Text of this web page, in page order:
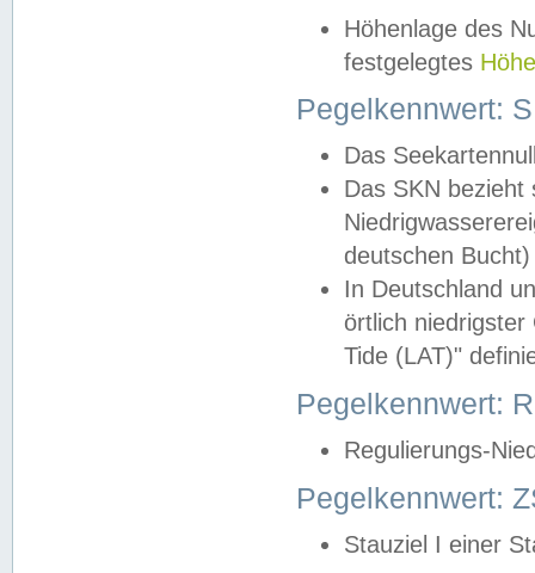
Höhenlage des
festgelegtes
Pegelkennwert:
Das
Das SKN
deutschen
In Deutschland
örtlich
Tide (LAT)"
Pegelkennwert:
Regulierungs-
Pegelkennwert:
Stauziel I einer